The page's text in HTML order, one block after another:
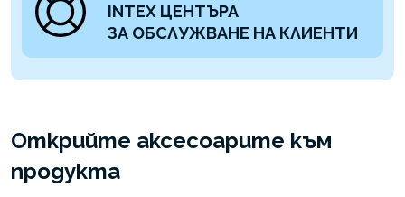
INTEX ЦЕНТЪРА
ЗА ОБСЛУЖВАНЕ НА КЛИЕНТИ
Открийте аксесоарите към
продукта